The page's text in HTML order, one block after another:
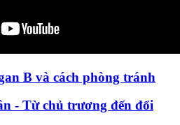
B và cách phòng tránh
- Từ chủ trương đến đổi